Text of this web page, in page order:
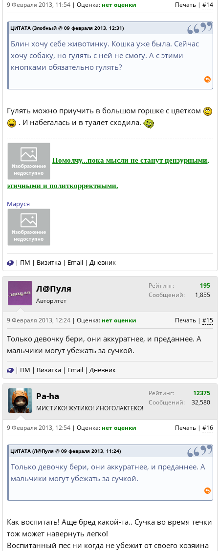
Печать | #14
9 Февраля 2013, 11:54 | Оценка: нет оценки
ЦИТАТА (Злобный @ 09 февраля 2013, 12:31)
Блин хочу себе животинку. Кошка уже была. Сейчас
хочу собаку, но гулять с ней не смогу. А с этими
кнопками обязательно гулять?
Гулять можно приучить в большом горшке с цветком
. И набегалась и в туалет сходила.
Помолчу...пока мысли не станут цензурными,
этичными и политкорректными.
Маруся
| ПМ | Визитка | Email | Дневник
Л@Пуля
Авторитет
Рейтинг:
195
Сообщений:
1,855
Печать | #15
9 Февраля 2013, 12:24 | Оценка: нет оценки
Только девочку бери, они аккуратнее, и преданнее. А
мальчики могут убежать за сучкой.
| ПМ | Визитка | Email | Дневник
Pa-ha
МИСТИКО! ЖУТИКО! ИНОГОЛАКТЕКО!
Рейтинг:
12375
Сообщений:
32,580
Печать | #16
9 Февраля 2013, 12:54 | Оценка: нет оценки
ЦИТАТА (Л@Пуля @ 09 февраля 2013, 11:24)
Только девочку бери, они аккуратнее, и преданнее. А
мальчики могут убежать за сучкой.
Как воспитать! Аще бред какой-та.. Сучка во время течки
тож может навернуть легко!
Воспитанный пес ни когда не убежит от своего хозяина